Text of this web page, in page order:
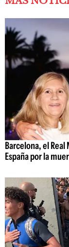
Barcelona, el Real
España por la